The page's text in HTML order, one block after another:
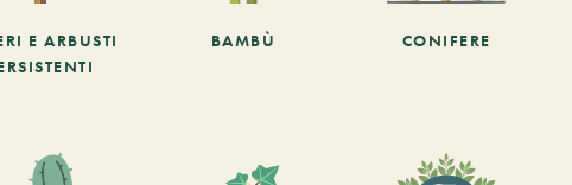
E ARBUSTI
BAMBÙ CONIFERE